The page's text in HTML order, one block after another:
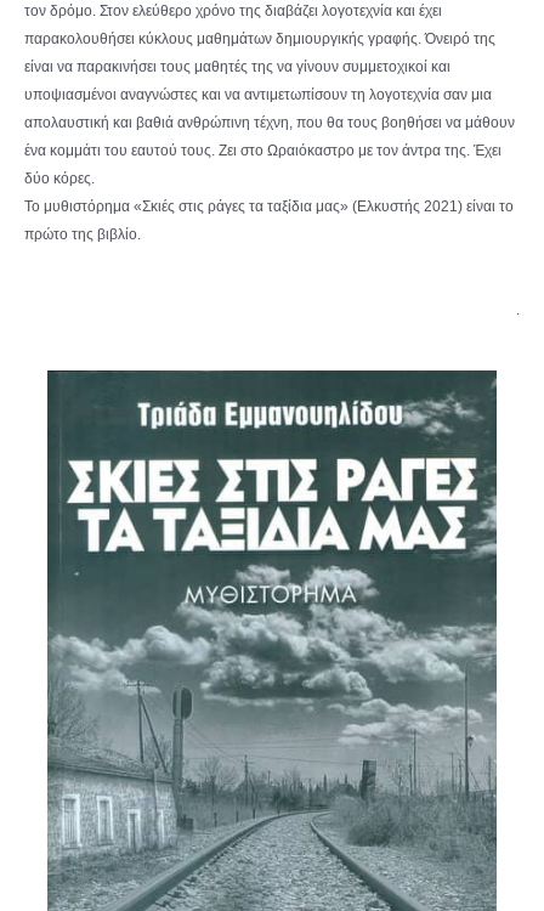
τον δρόμο. Στον ελεύθερο χρόνο της διαβάζει λογοτεχνία και έχει
παρακολουθήσει κύκλους μαθημάτων δημιουργικής γραφής. Όνειρό της
είναι να παρακινήσει τους μαθητές της να γίνουν συμμετοχικοί και
υποψιασμένοι αναγνώστες και να αντιμετωπίσουν τη λογοτεχνία σαν μια
απολαυστική και βαθιά ανθρώπινη τέχνη, που θα τους βοηθήσει να μάθουν
ένα κομμάτι του εαυτού τους. Ζει στο Ωραιόκαστρο με τον άντρα της. Έχει
δύο κόρες.
Το μυθιστόρημα «Σκιές στις ράγες τα ταξίδια μας» (Ελκυστής 2021) είναι το
πρώτο της βιβλίο.